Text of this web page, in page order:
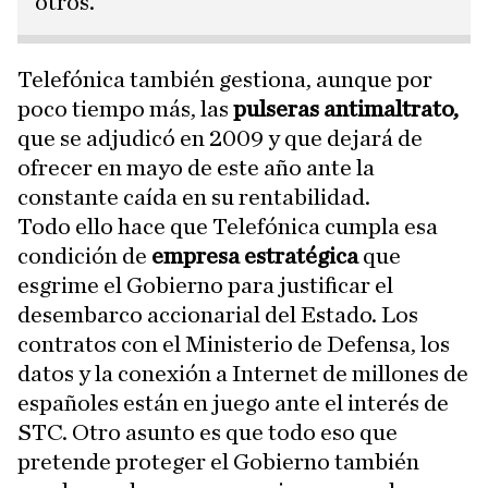
Telefónica también gestiona, aunque por
poco tiempo más, las pulseras antimaltrato,
que se adjudicó en 2009 y que dejará de
ofrecer en mayo de este año ante la
constante caída en su rentabilidad.
Todo ello hace que Telefónica cumpla esa
condición de empresa estratégicaque
esgrime el Gobierno para justificar el
desembarco accionarial del Estado. Los
contratos con el Ministerio de Defensa, los
datos y la conexión a Internet de millones de
españoles están en juego ante el interés de
STC. Otro asunto es que todo eso que
pretende proteger el Gobierno también